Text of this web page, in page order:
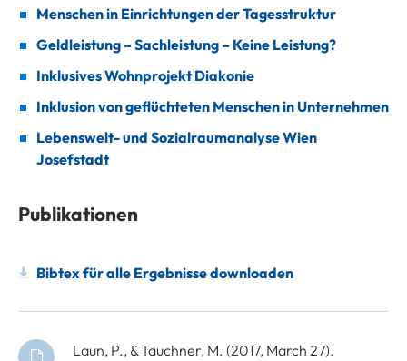
Menschen in Einrichtungen der Tagesstruktur
Geldleistung – Sachleistung – Keine Leistung?
Inklusives Wohnprojekt Diakonie
Inklusion von geflüchteten Menschen in Unternehmen
Lebenswelt- und Sozialraumanalyse Wien
Josefstadt
Publikationen
Bibtex für alle Ergebnisse downloaden
Laun, P., & Tauchner, M. (2017, March 27).